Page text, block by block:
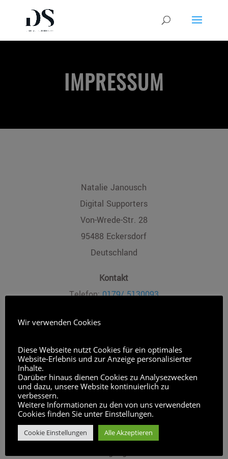
IMPRESSUM
Natalie Janousch
Digital Supporters
Von-Wrede-Str. 28
95488 Eckersdorf
Deutschland
Kontakt
Telefon:0179/ 5130093
Die Europäische Kommission stellt eine
Plattform zur Online-Streitbeilegung (OS) bereit:
https://ec.europa.eu/consumers/odr/
Unsere E-Mail-Adresse finden Sie oben im
Impressum.
Wir verwenden Cookies
Diese Webseite nutzt Cookies für ein optimales
Website-Erlebnis und zur Anzeige personalisierter
Inhalte.
Darüber hinaus dienen Cookies zu Analysezwecken
und dazu, unsere Website kontinuierlich zu
verbessern.
Weitere Informationen zu den von uns verwendeten
Cookies finden Sie unter Einstellungen.
Cookie Einstellungen Alle Akzeptieren